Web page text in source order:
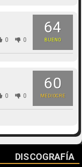
64
BUENO
0 0
60
MEDIOCRE
0 0
DISCOGRAFÍA